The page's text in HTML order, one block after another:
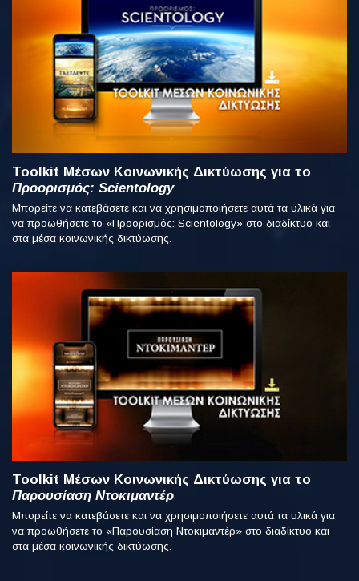
Toolkit Μέσων Κοινωνικής Δικτύωσης για το
Προορισμός: Scientology
Μπορείτε να κατεβάσετε και να χρησιμοποιήσετε αυτά τα υλικά για
να προωθήσετε το «Προορισμός: Scientology» στο διαδίκτυο και
στα μέσα κοινωνικής δικτύωσης.
Toolkit Μέσων Κοινωνικής Δικτύωσης για το
Παρουσίαση Ντοκιμαντέρ
Μπορείτε να κατεβάσετε και να χρησιμοποιήσετε αυτά τα υλικά για
να προωθήσετε το «Παρουσίαση Ντοκιμαντέρ» στο διαδίκτυο και
στα μέσα κοινωνικής δικτύωσης.